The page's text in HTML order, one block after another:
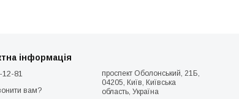
інформація
12-81
вам?
проспект Оболонський, 21Б,
04205, Київ, Київська
область, Україна